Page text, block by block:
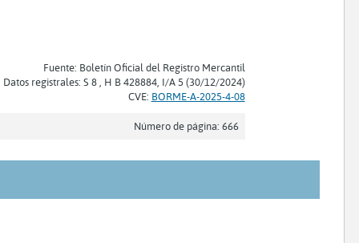
Fuente: Boletín Oficial del Registro Mercantil
Datos registrales: S 8 , H B 428884, I/A 5 (30/12/2024)
CVE: BORME-A-2025-4-08
Número de página: 666